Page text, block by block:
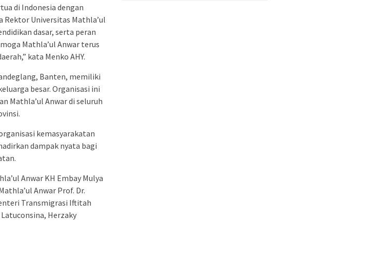
di Indonesia dengan
Rektor Universitas Mathla’ul
dasar, serta peran
Mathla’ul Anwar terus
kata Menko AHY.
Banten, memiliki
besar. Organisasi ini
Mathla’ul Anwar di seluruh
kemasyarakatan
dampak nyata bagi
Anwar KH Embay Mulya
Anwar Prof. Dr.
Transmigrasi Iftitah
Herzaky